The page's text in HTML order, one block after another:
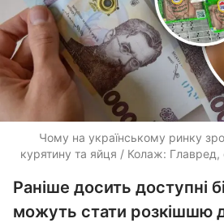
Чому на українському ринку
курятину та яйця / Колаж:
Раніше досить доступні
можуть стати розкішшю